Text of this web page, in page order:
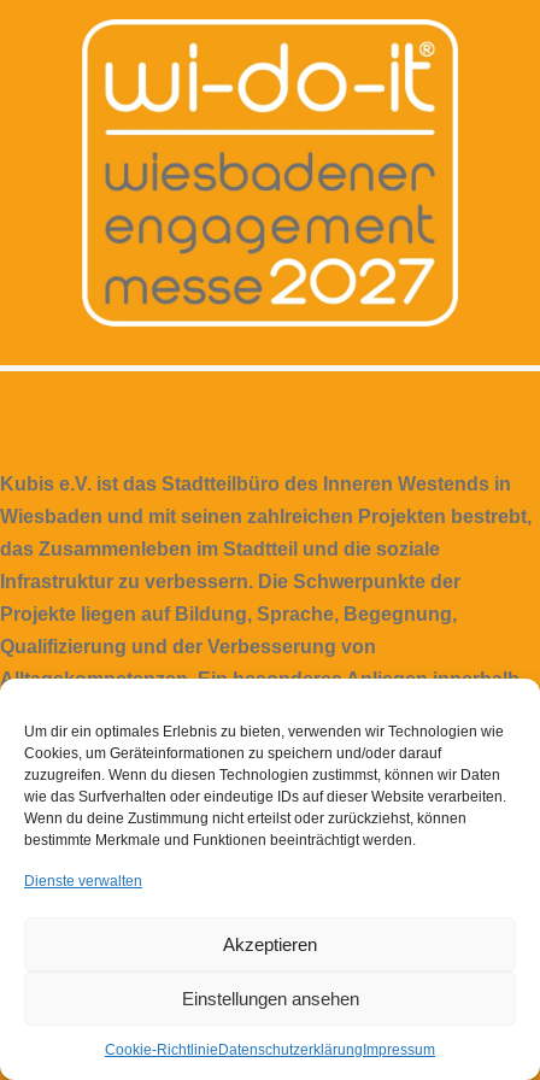
Um dir ein optimales Erlebnis zu bieten, verwenden wir Technologien wie
Cookies, um Geräteinformationen zu speichern und/oder darauf
zuzugreifen. Wenn du diesen Technologien zustimmst, können wir Daten
wie das Surfverhalten oder eindeutige IDs auf dieser Website verarbeiten.
Wenn du deine Zustimmung nicht erteilst oder zurückziehst, können
bestimmte Merkmale und Funktionen beeinträchtigt werden.
Dienste verwalten
Akzeptieren
Einstellungen ansehen
Cookie-Richtlinie Datenschutzerklärung Impressum
Kubis e.V. ist das Stadtteilbüro des Inneren Westends in
Wiesbaden und mit seinen zahlreichen Projekten bestrebt,
das Zusammenleben im Stadtteil und die soziale
Infrastruktur zu verbessern. Die Schwerpunkte der
Projekte liegen auf Bildung, Sprache, Begegnung,
Qualifizierung und der Verbesserung von
Alltagskompetenzen. Ein besonderes Anliegen innerhalb
Hilfesuchenden und die Einbindung von Ehrenamtlichen.